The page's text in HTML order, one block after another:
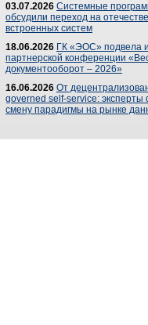
03.07.2026 Системные
обсудили переход на
встроенных систем
18.06.2026 ГК «ЭОС» подвела
партнерской конференции
документооборот – 2026»
16.06.2026 От
governed self-service: эксперты
смену парадигмы на рынке